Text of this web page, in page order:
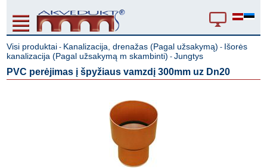
Visi produktai - Kanalizacija, drenažas (Pagal užsakymą) - Išorės
kanalizacija (Pagal užsakymą m skambinti) -Jungtys
PVC perėjimas į špyžiaus vamzdį 300mm uz Dn20